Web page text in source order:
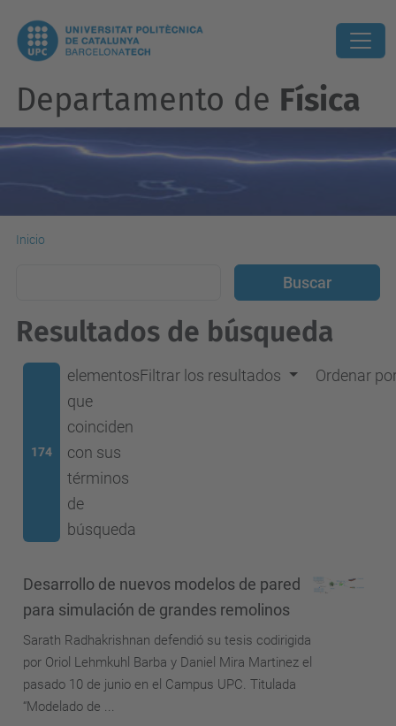
Departamento de Física
Inicio
Resultados de búsqueda
174
elementos
que
coinciden
con sus
términos
de
búsqueda
Filtrar los resultados Ordenar
Desarrollo de nuevos modelos de pared
para simulación de grandes remolinos
Sarath Radhakrishnan defendió su tesis codirigida
por Oriol Lehmkuhl Barba y Daniel Mira Martinez el
pasado 10 de junio en el Campus UPC. Titulada
“Modelado de ...